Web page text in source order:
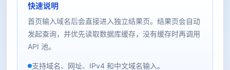
快速说明
首页输入域名后会直接进入独立结果页。结果页会自动
发起查询，并优先读取数据库缓存，没有缓存时再调用
API 池。
支持域名、网址、IPv4 和中文域名输入。